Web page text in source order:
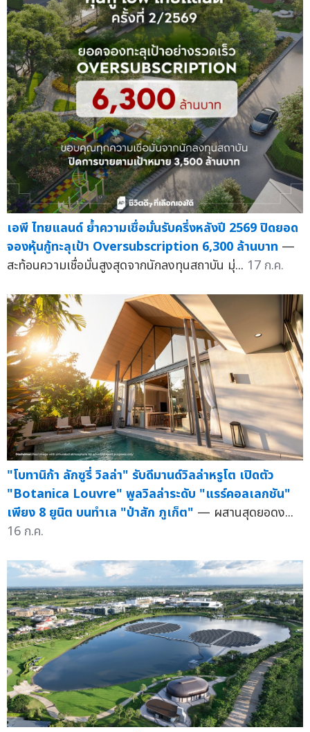
เอพี ไทยแลนด์ ย้ำความเชื่อมั่นรับครึ่งหลังปี 2569 ปิดยอด
จองหุ้นกู้ทะลุเป้า Oversubscription 6,300 ล้านบาท —
สะท้อนความเชื่อมั่นสูงสุดจากนักลงทุนสถาบัน มุ่... 17 ก.ค.
"โบทานิก้า ลักซูรี่ วิลล่า" รับดีมานด์วิลล่าหรูโต เปิดตัว
"Botanica Louvre" พูลวิลล่าระดับ "แรร์คอลเลกชัน"
เพียง 8 ยูนิต บนทำเล "ป่าสัก ภูเก็ต" — ผสานสุดยอดง...
16 ก.ค.